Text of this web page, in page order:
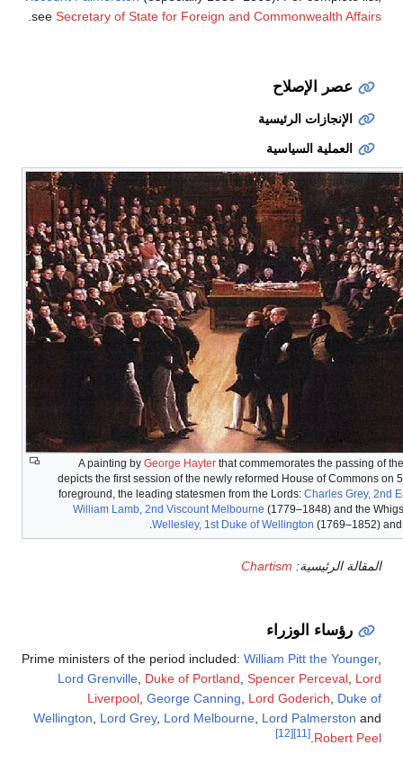
see Secretary of State for Foreign and Commonwealth Affairs
عصر الإصلاح
الإنجازات الرئيسية
العملية السياسية
A painting by George Hayter that commemorates the passing of
depicts the first session of the newly reformed House of Commons on
foreground, the leading statesmen from the Lords: Charles Grey, 2nd
William Lamb, 2nd Viscount Melbourne (1779–1848) and the
Wellesley, 1st Duke of Wellington (1769–1852) and
المقالة الرئيسية: Chartism
رؤساء الوزراء
Prime ministers of the period included: William Pitt the Younger,
Lord Grenville Duke of Portland Spencer Perceval Lord
Liverpool George Canning Lord Goderich
Duke of
Wellington
Lord Grey, Lord Melbourne Lord Palmerston and
Robert Peel
[11]
[12]